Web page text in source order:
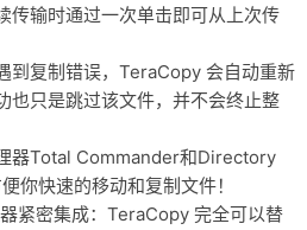
传输时通过一次单击即可从上次传
到复制错误，TeraCopy 会自动重新
也只是跳过该文件，并不会终止整
器Total Commander和Directory
你快速的移动和复制文件！
紧密集成：TeraCopy 完全可以替